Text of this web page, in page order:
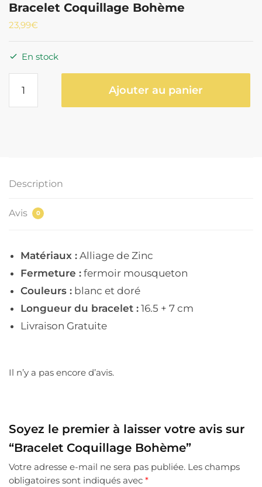
Bracelet Coquillage Bohème
23,99€
En stock
Bracelet
Ajouter au panier
Description
Avis 0
Matériaux : Alliage de Zinc
Fermeture : fermoir mousqueton
Couleurs : blanc et doré
Longueur du bracelet : 16.5 + 7 cm
Livraison Gratuite
Il n’y a pas encore d’avis.
Soyez le premier à laisser votre avis sur
“Bracelet Coquillage Bohème”
Votre adresse e-mail ne sera pas publiée. Les champs
obligatoires sont indiqués avec *